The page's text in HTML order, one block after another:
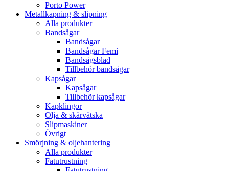
Porto Power
Metallkapning & slipning
Alla produkter
Bandsågar
Bandsågar
Bandsågar Femi
Bandsågsblad
Tillbehör bandsågar
Kapsågar
Kapsågar
Tillbehör kapsågar
Kapklingor
Olja & skärvätska
Slipmaskiner
Övrigt
Smörjning & oljehantering
Alla produkter
Fatutrustning